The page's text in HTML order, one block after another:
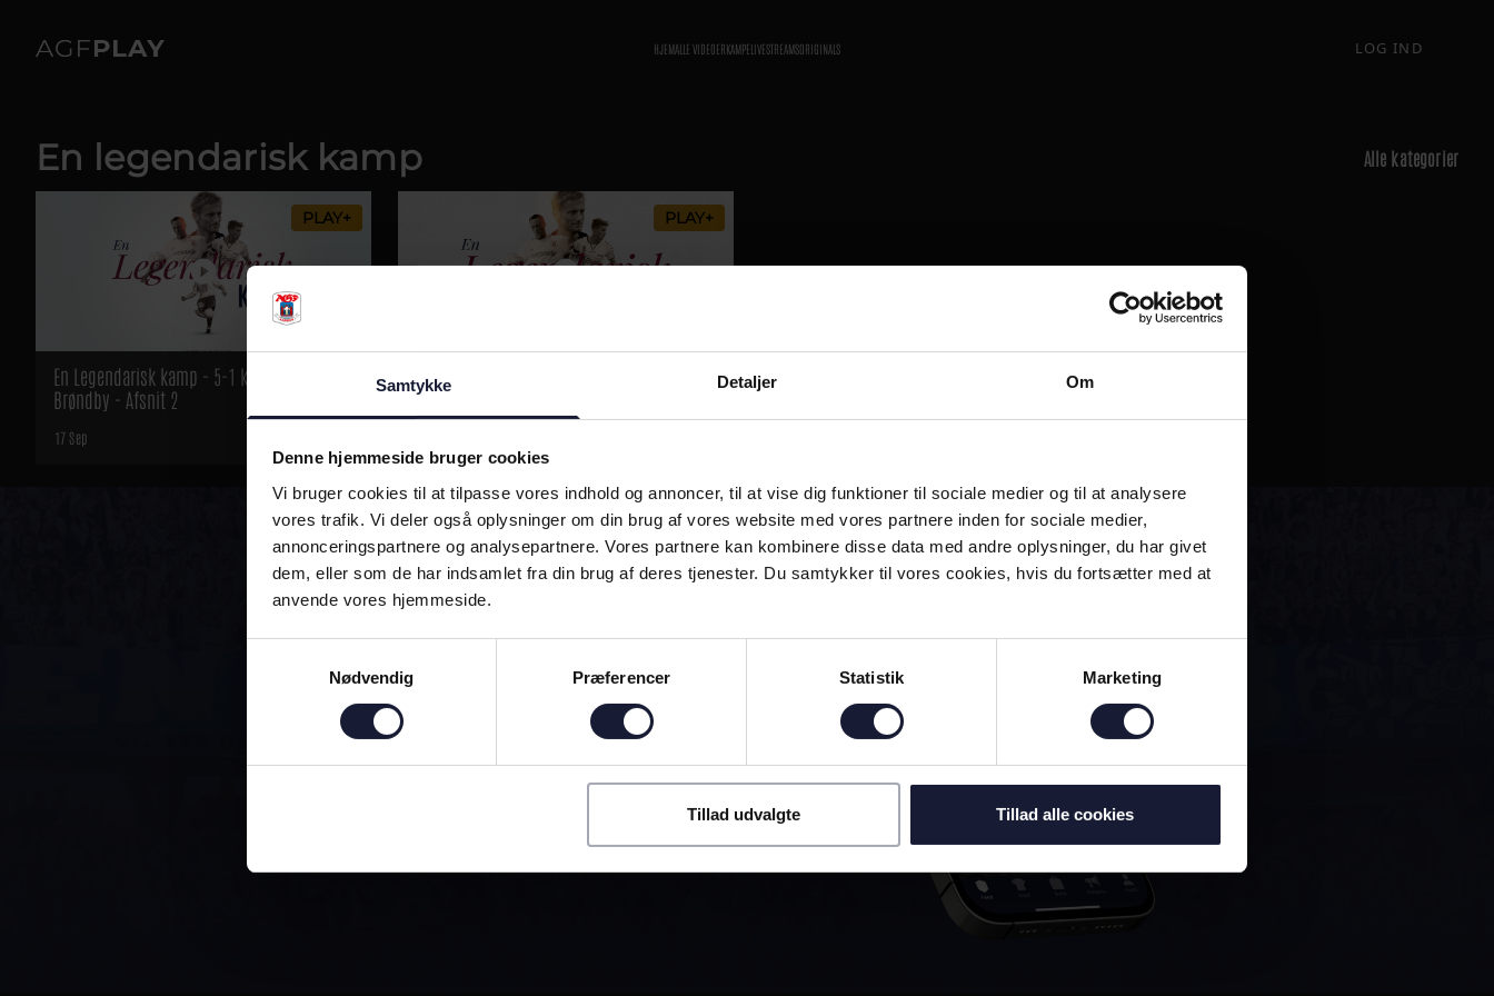
Samtykke Detaljer Om
Denne hjemmeside bruger cookies
Vi bruger cookies til at tilpasse vores indhold og annoncer, til at vise dig funktioner til sociale medier og til at analysere
vores trafik. Vi deler også oplysninger om din brug af vores website med vores partnere inden for sociale medier,
annonceringspartnere og analysepartnere. Vores partnere kan kombinere disse data med andre oplysninger, du har givet
dem, eller som de har indsamlet fra din brug af deres tjenester. Du samtykker til vores cookies, hvis du fortsætter med at
anvende vores hjemmeside.
Nødvendig
Præferencer Statistik Marketing
Tillad udvalgte Tillad alle cookies
HJEMALLE VIDEOERKAMPELIVESTREAMSORIGINALS LOG IND
En legendarisk kamp Alle kategorier
PLAY+
En Legendarisk kamp - 5-1 kampen mod
Brøndby - Afsnit 2
17 Sep
PLAY+
En Legendarisk Kamp (1) Tøfting og Vilstrup
ser tilbage på pokalfinalen i 1996
ALTID MED!
DEN OFFICIELLE AGF-APP